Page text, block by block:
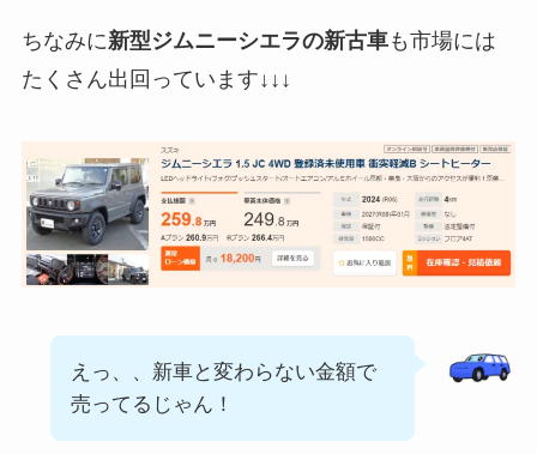
ちなみに新型ジムニーシエラの新古車も市場には
たくさん出回っています↓↓↓
えっ、、新車と変わらない金額で
売ってるじゃん！